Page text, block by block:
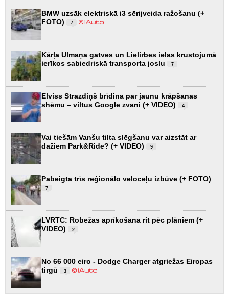
BMW uzsāk elektriskā i3 sērijveida ražošanu (+
FOTO)
7
Kārļa Ulmaņa gatves un Lielirbes ielas krustojumā
ierīkos sabiedriskā transporta joslu
7
Elviss Strazdiņš brīdina par jaunu krāpšanas
shēmu – viltus Google zvani (+ VIDEO)
4
Vai tiešām Vanšu tilta slēgšanu var aizstāt ar
dažiem Park&Ride? (+ VIDEO)
9
Pabeigta trīs reģionālo veloceļu izbūve (+ FOTO)
7
LVRTC: Robežas aprīkošana rit pēc plāniem (+
VIDEO)
2
No 66 000 eiro - Dodge Charger atgriežas Eiropas
tirgū
3